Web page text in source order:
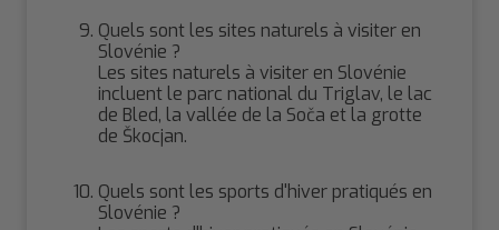
Quels sont les sites naturels à visiter en
Slovénie ?
Les sites naturels à visiter en Slovénie
incluent le parc national du Triglav, le lac
de Bled, la vallée de la Soča et la grotte
de Škocjan.
Quels sont les sports d'hiver pratiqués en
Slovénie ?